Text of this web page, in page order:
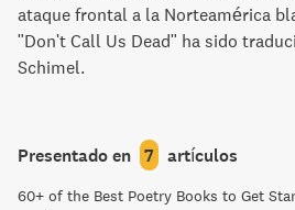
ataque frontal a la Norteamérica
"Don't Call Us Dead" ha sido
Schimel.
Presentado en 7 artículos